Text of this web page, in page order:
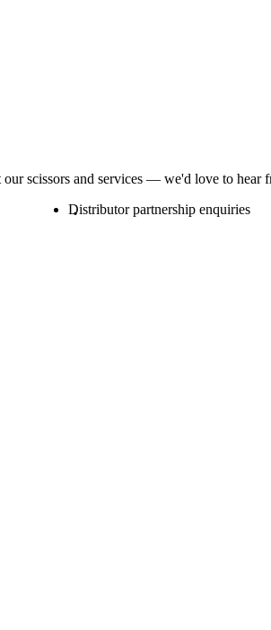
scissors and services — we'd love to hear
Distributor partnership enquiries